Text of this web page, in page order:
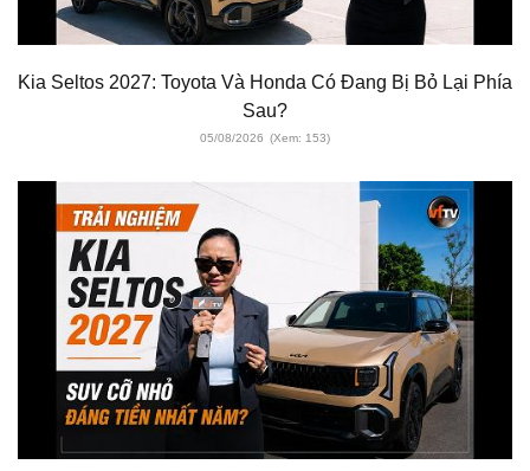
Kia Seltos 2027: Toyota Và Honda Có Đang Bị Bỏ Lại Phía
Sau?
05/08/2026 (Xem: 153)